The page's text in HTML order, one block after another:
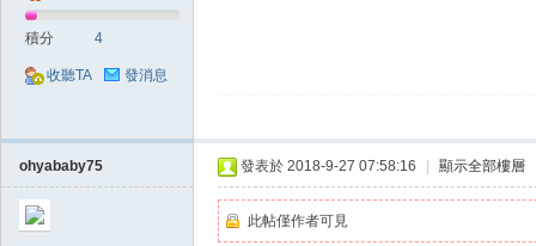
積分 4
收聽TA 發消息
ohyababy75 發表於 2018-9-27 07:58:16 顯示全部樓層
此帖僅作者可見